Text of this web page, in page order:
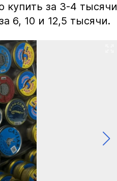
за 3-4 тысячи
6, 10 и 12,5 тысячи.